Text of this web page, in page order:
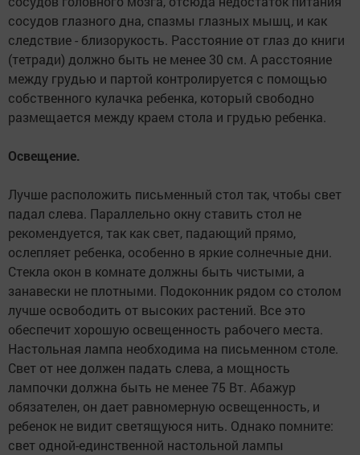
сосудов глазного дна, спазмы глазных мышц, и как
следствие - близорукость. Расстояние от глаз до книги
(тетради) должно быть не менее 30 см. А расстояние
между грудью и партой контролируется с помощью
собственного кулачка ребенка, который свободно
размещается между краем стола и грудью ребенка.
Освещение.
Лучше расположить письменный стол так, чтобы свет
падал слева. Параллельно окну ставить стол не
рекомендуется, так как свет, падающий прямо,
ослепляет ребенка, особенно в яркие солнечные дни.
Стекла окон в комнате должны быть чистыми, а
занавески не плотными. Подоконник рядом со столом
лучше освободить от высоких растений. Все это
обеспечит хорошую освещенность рабочего места.
Настольная лампа необходима на письменном столе.
Свет от нее должен падать слева, а мощность
лампочки должна быть не менее 75 Вт. Абажур
обязателен, он дает равномерную освещенность, и
ребенок не видит светящуюся нить. Однако помните:
свет одной-единственной настольной лампы